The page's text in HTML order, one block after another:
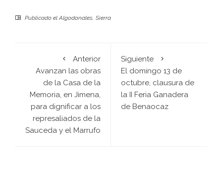
Publicado elAlgodonales, Sierra
Anterior
Avanzan las obras
de la Casa de la
Memoria, en Jimena,
para dignificar a los
represaliados de la
Sauceda y el Marrufo
Siguiente
El domingo 13 de
octubre, clausura de
la II Feria Ganadera
de Benaocaz